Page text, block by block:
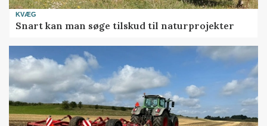
KVÆG
Snart kan man søge tilskud til naturprojekter